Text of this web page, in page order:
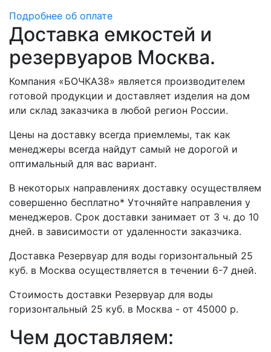
Подробнее об оплате
Доставка емкостей и
резервуаров Москва.
Компания «БОЧКА38» является производителем
готовой продукции и доставляет изделия на дом
или склад заказчика в любой регион России.
Цены на доставку всегда приемлемы, так как
менеджеры всегда найдут самый не дорогой и
оптимальный для вас вариант.
В некоторых направлениях доставку осуществляем
совершенно бесплатно* Уточняйте направления у
менеджеров. Срок доставки занимает от 3 ч. до 10
дней. в зависимости от удаленности заказчика.
Доставка Резервуар для воды горизонтальный 25
куб. в Москва осуществляется в течении 6-7 дней.
Стоимость доставки Резервуар для воды
горизонтальный 25 куб. в Москва - от 45000 р.
Чем доставляем: